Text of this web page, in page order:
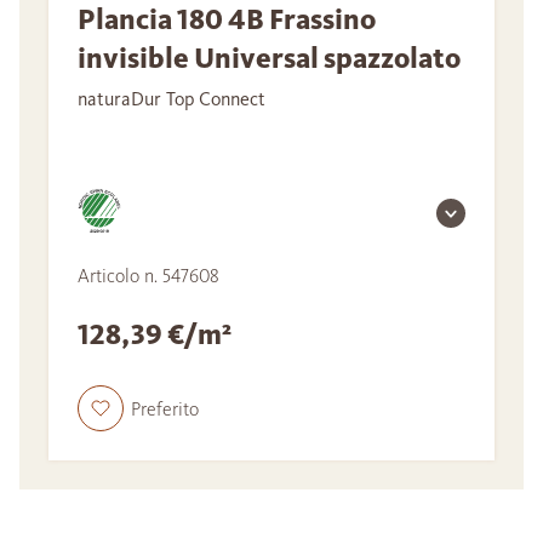
Plancia 180 4B Frassino
invisible Universal spazzolato
naturaDur Top Connect
Articolo n. 547608
128,39 €/m²
Preferito